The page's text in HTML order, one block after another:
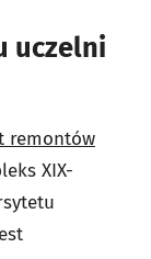
uczelni
remontów
XIX-